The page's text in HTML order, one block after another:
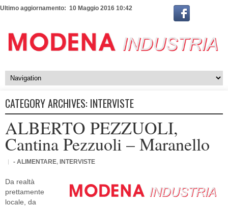
Ultimo aggiornamento: 10 Maggio 2016 10:42
CATEGORY ARCHIVES: INTERVISTE
ALBERTO PEZZUOLI,
Cantina Pezzuoli – Maranello
- ALIMENTARE, INTERVISTE
Da realtà
prettamente
locale, da